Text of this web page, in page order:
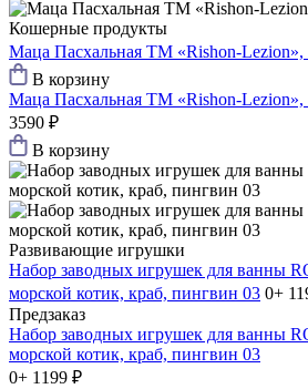
Кошерные продукты
Маца Пасхальная ТМ «Rishon-Lezion»,
В корзину
Маца Пасхальная ТМ «Rishon-Lezion»,
3590 ₽
В корзину
Развивающие игрушки
Набор заводных игрушек для ванны
морской котик, краб, пингвин 03 0+
Предзаказ
Набор заводных игрушек для ванны
морской котик, краб, пингвин 03
0+ 1199 ₽